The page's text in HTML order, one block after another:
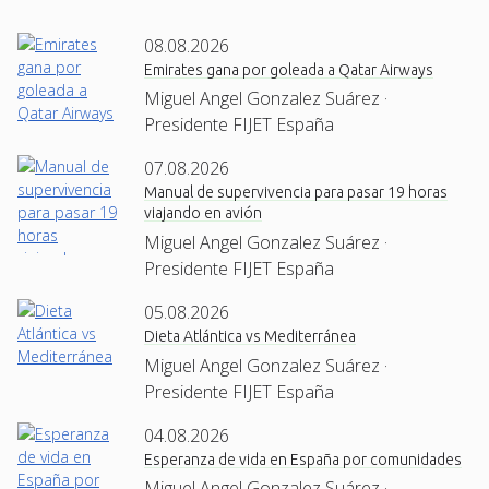
08.08.2026
Emirates gana por goleada a Qatar Airways
Miguel Angel Gonzalez Suárez ·
Presidente FIJET España
07.08.2026
Manual de supervivencia para pasar 19 horas
viajando en avión
Miguel Angel Gonzalez Suárez ·
Presidente FIJET España
05.08.2026
Dieta Atlántica vs Mediterránea
Miguel Angel Gonzalez Suárez ·
Presidente FIJET España
04.08.2026
Esperanza de vida en España por comunidades